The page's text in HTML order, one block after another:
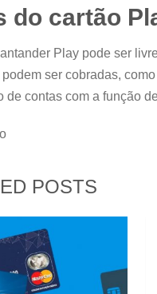
do cartão
Play pode ser
ser cobradas,
de contas com a função
POSTS